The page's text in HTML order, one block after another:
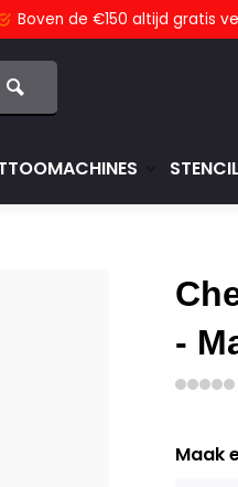
Boven de €150 altijd gratis
-
Maak